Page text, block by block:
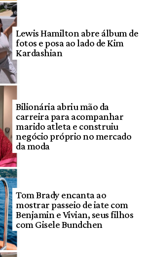
Lewis Hamilton abre álbum de
fotos e posa ao lado de Kim
Kardashian
Bilionária abriu mão da
carreira para acompanhar
marido atleta e construiu
negócio próprio no mercado
da moda
Tom Brady encanta ao
mostrar passeio de iate com
Benjamin e Vivian, seus filhos
com Gisele Bundchen